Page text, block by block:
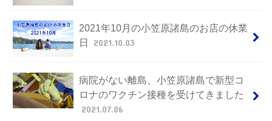
2021年10月の小笠原諸島のお店の休業
日
2021.10.03
病院がない離島、小笠原諸島で新型コ
ロナのワクチン接種を受けてきました
2021.07.06